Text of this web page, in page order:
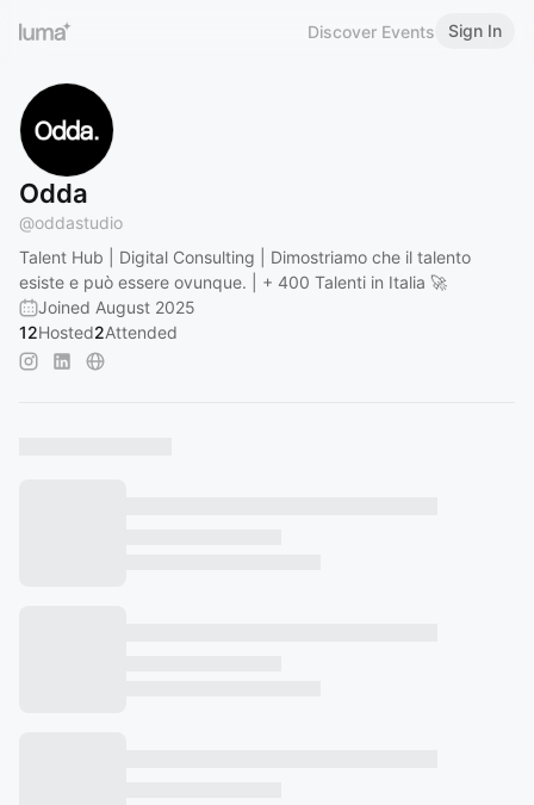
Discover Events Sign In
Odda
@oddastudio
Talent Hub | Digital Consulting | Dimostriamo che il talento
esiste e può essere ovunque. | + 400 Talenti in Italia 🚀
Joined August 2025
12Hosted2Attended